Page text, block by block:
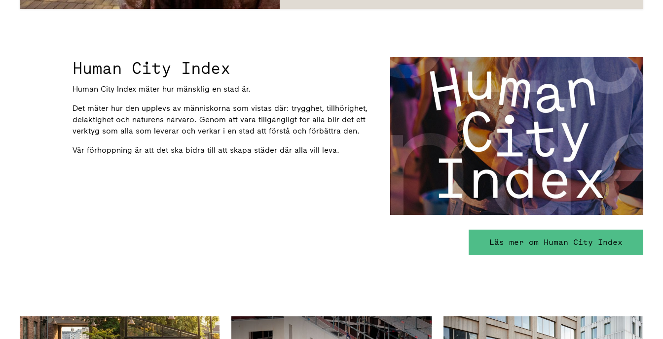
Human City Index
Human City Index mäter hur mänsklig en stad är.
Det mäter hur den upplevs av människorna som vistas där: trygghet, tillhörighet,
delaktighet och naturens närvaro. Genom att vara tillgängligt för alla blir det ett
verktyg som alla som leverar och verkar i en stad att förstå och förbättra den.
Vår förhoppning är att det ska bidra till att skapa städer där alla vill leva.
Läs mer om Human City Index
Human City Index Miljömässig hållbarhet Hållbar företagsstyrning